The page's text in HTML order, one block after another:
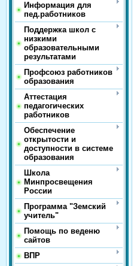
Информация для
пед.работников
Поддержка школ с
низкими
образовательными
результатами
Профсоюз работников
образования
Аттестация
педагогических
работников
Обеспечение
открытости и
доступности в системе
образования
Школа
Минпросвещения
России
Программа "Земский
учитель"
Помощь по веденю
сайтов
ВПР